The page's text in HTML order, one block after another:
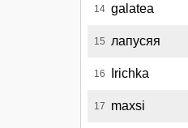
14 galatea
15 лапусяя
16 Irichka
17 maxsi